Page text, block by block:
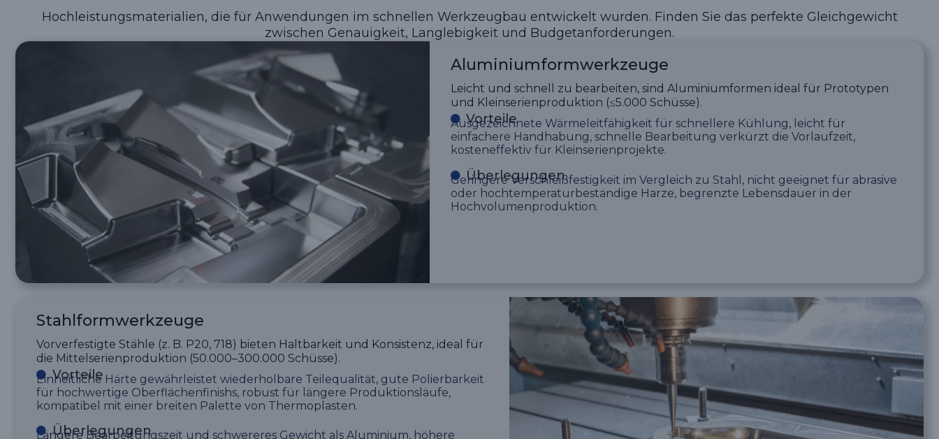
Hochleistungsmaterialien, die für Anwendungen im schnellen Werkzeugbau entwickelt wurden. Finden Sie das perfekte Gleichgewicht
zwischen Genauigkeit, Langlebigkeit und Budgetanforderungen.
Aluminiumformwerkzeuge
Leicht und schnell zu bearbeiten, sind Aluminiumformen ideal für Prototypen
und Kleinserienproduktion (≤5.000 Schüsse).
Vorteile
Ausgezeichnete Wärmeleitfähigkeit für schnellere Kühlung, leicht für
einfachere Handhabung, schnelle Bearbeitung verkürzt die Vorlaufzeit,
kosteneffektiv für Kleinserienprojekte.
Überlegungen
Geringere Verschleißfestigkeit im Vergleich zu Stahl, nicht geeignet für abrasive
oder hochtemperaturbeständige Harze, begrenzte Lebensdauer in der
Hochvolumenproduktion.
Stahlformwerkzeuge
Vorverfestigte Stähle (z. B. P20, 718) bieten Haltbarkeit und Konsistenz, ideal für
die Mittelserienproduktion (50.000–300.000 Schüsse).
Vorteile
Einheitliche Härte gewährleistet wiederholbare Teilequalität, gute Polierbarkeit
für hochwertige Oberflächenfinishs, robust für längere Produktionsläufe,
kompatibel mit einer breiten Palette von Thermoplasten.
Überlegungen
Längere Bearbeitungszeit und schwereres Gewicht als Aluminium, höhere